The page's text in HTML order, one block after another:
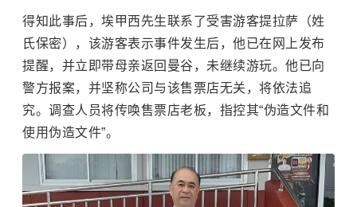
得知此事后，埃甲西先生联系了受害游客提拉萨（姓
氏保密），该游客表示事件发生后，他已在网上发布
提醒，并立即带母亲返回曼谷，未继续游玩。他已向
警方报案，并坚称公司与该售票店无关，将依法追
究。调查人员将传唤售票店老板，指控其“伪造文件和
使用伪造文件”。